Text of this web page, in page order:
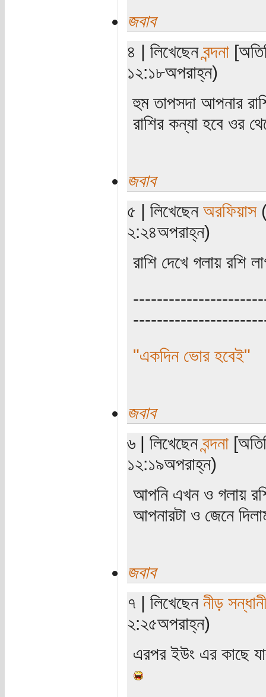
জবাব
৪ | লিখেছেনবন্দনা
১২:১৮অপরাহ্ন)
হুম তাপসদা আপনার
রাশির কন্যা হবে ওর
জবাব
৫ | লিখেছেন অরফিয়াস
২:২৪অপরাহ্ন)
রাশি দেখে গলায় রশি
"একদিন ভোর হবেই"
জবাব
৬ | লিখেছেনবন্দনা
১২:১৯অপরাহ্ন)
আপনি এখন ও গলায় রশি
আপনারটা ও জেনে
জবাব
৭ | লিখেছেন নীড় সন্ধানী
২:২৫অপরাহ্ন)
এরপর ইউং এর কাছে